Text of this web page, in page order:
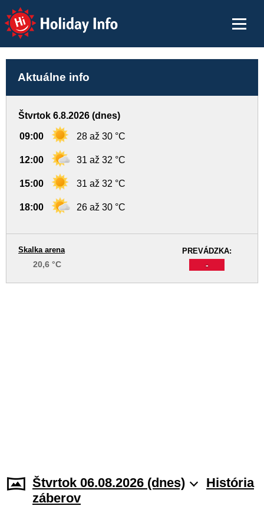
Holiday Info
Aktuálne info
Štvrtok 6.8.2026 (dnes)
09:00 28 až 30 °C
12:00 31 až 32 °C
15:00 31 až 32 °C
18:00 26 až 30 °C
PREVÁDZKA:
-
Skalka arena
20,6 °C
Štvrtok 06.08.2026 (dnes)
História
záberov